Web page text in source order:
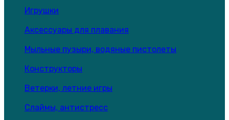
Игрушки
Аксессуары для плавания
Мыльные пузыри, водяные пистолеты
Конструкторы
Ветерки, летние игры
Слаймы, антистресс